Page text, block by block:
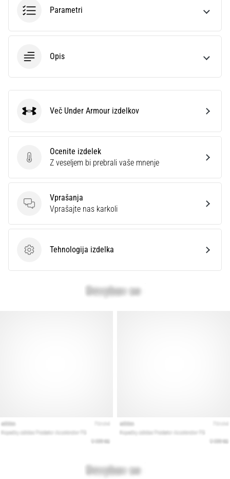
pogosta
težava,
katero
se…
vse
članke
Parametri
Opis
Ocenite izdelek
Ocenite izdelek
Z veseljem bi prebrali vaše mnenje
Vprašanja
Vprašanja
Vprašajte nas karkoli
Tehnologija izdelka
Tehnologija izdelka
Under Armour
Več Under Armour izdelkov